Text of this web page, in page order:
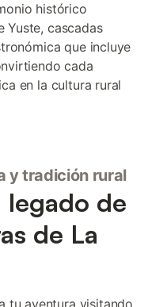
histórico
Yuste, cascadas
que incluye
cada
en la cultura rural
y tradición rural
legado de
de La
tu aventura visitando